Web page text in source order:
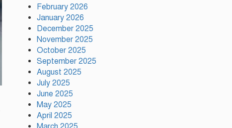
জমিয়ত
February 2026
January 2026
December 2025
November 2025
October 2025
September 2025
August 2025
July 2025
June 2025
May 2025
April 2025